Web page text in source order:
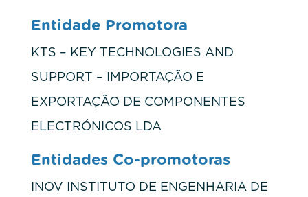
Entidade Promotora
KTS – KEY TECHNOLOGIES AND
SUPPORT – IMPORTAÇÃO E
EXPORTAÇÃO DE COMPONENTES
ELECTRÓNICOS LDA
Entidades Co-promotoras
INOV INSTITUTO DE ENGENHARIA DE